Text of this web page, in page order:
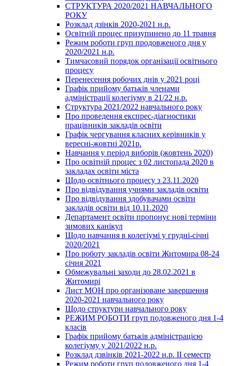
СТРУКТУРА 2020/2021 НАВЧАЛЬНОГО
РОКУ
Розклад дзінків 2020-2021 н.р.
Освітній процес призупинено до 11 травня
Режим роботи груп продовженого дня у
2020/2021 н.р.
Тимчасовий порядок організації освітнього
процесу
Перенесення робочих днів у 2021 році
Графік прийому батьків членами
адміністрації колегіуму в 21/22 н.р.
Структура 2021/2022 навчального року
Про проведення експрес-діагностики
працівників закладів освіти
Графік чергування класних керівників у
вересні-жовтні 2021р.
Навчання у період виборів (жовтень 2020)
Про освітній процес з 02 листопада 2020 в
закладах освіти міста
Щодо освітнього процесу з 23.11.2020
Про відвідування учнями закладів освіти
Про відвідування здобувачами освіти
закладів освіти від 10.11.2020
Департамент освіти пропонує нові терміни
зимових канікул
Щодо навчання в колегіумі у грудні-січні
2020/2021
Про роботу закладів освіти Житомира 08-24
січня 2021
Обмежувальні заходи до 28.02.2021 в
Житомирі
Лист МОН про організоване завершення
2020-2021 навчального року
Щодо структури навчального року
РЕЖИМ РОБОТИ груп подовженого дня 1-4
класів
Графік прийому батьків адміністрацією
колегіуму у 2021/2022 н.р.
Розклад дзвінків 2021-2022 н.р. ІІ семестр
Режим роботи груп подовженого дня 1-4